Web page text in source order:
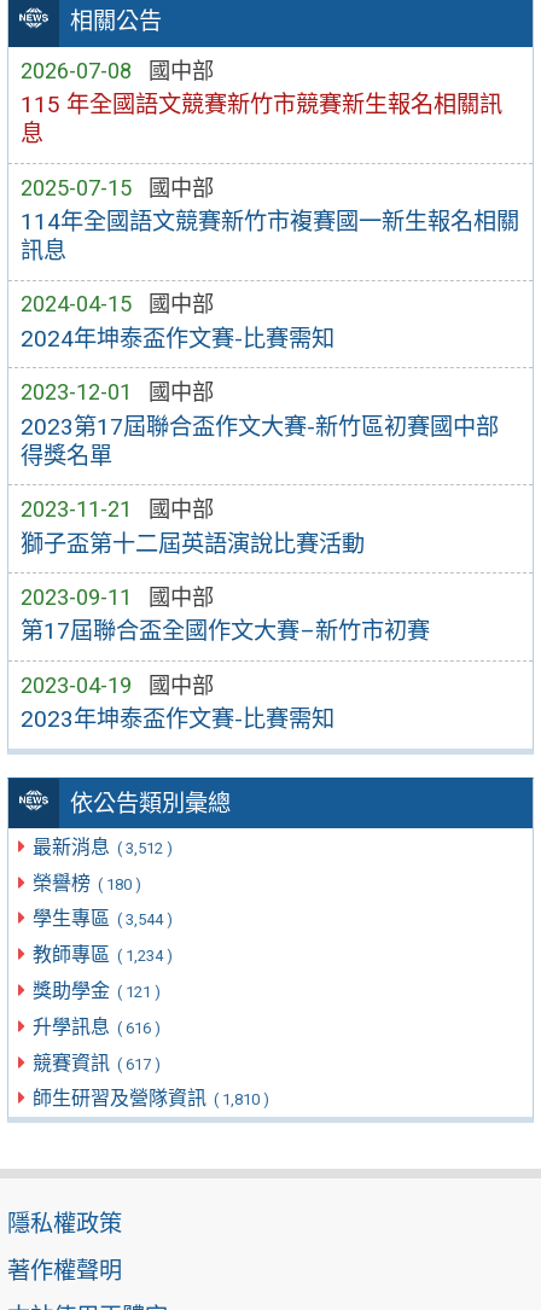
相關公告
2026-07-08 國中部
115 年全國語文競賽新竹市競賽新生報名相關訊
息
2025-07-15 國中部
114年全國語文競賽新竹市複賽國一新生報名相關
訊息
2024-04-15 國中部
2024年坤泰盃作文賽-比賽需知
2023-12-01 國中部
2023第17屆聯合盃作文大賽-新竹區初賽國中部
得獎名單
2023-11-21 國中部
獅子盃第十二屆英語演說比賽活動
2023-09-11 國中部
第17屆聯合盃全國作文大賽–新竹市初賽
2023-04-19 國中部
2023年坤泰盃作文賽-比賽需知
依公告類別彙總
最新消息 ( 3,512 )
榮譽榜 ( 180 )
學生專區 ( 3,544 )
教師專區 ( 1,234 )
獎助學金 ( 121 )
升學訊息 ( 616 )
競賽資訊 ( 617 )
師生研習及營隊資訊 ( 1,810 )
隱私權政策
著作權聲明